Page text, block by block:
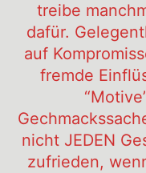
treibe
dafür.
auf
fremde
nicht JEDEN
zufrieden,